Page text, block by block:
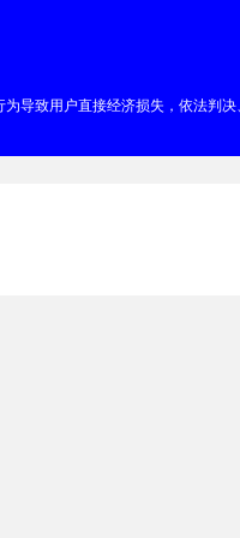
导致用户直接经济损失，依法判